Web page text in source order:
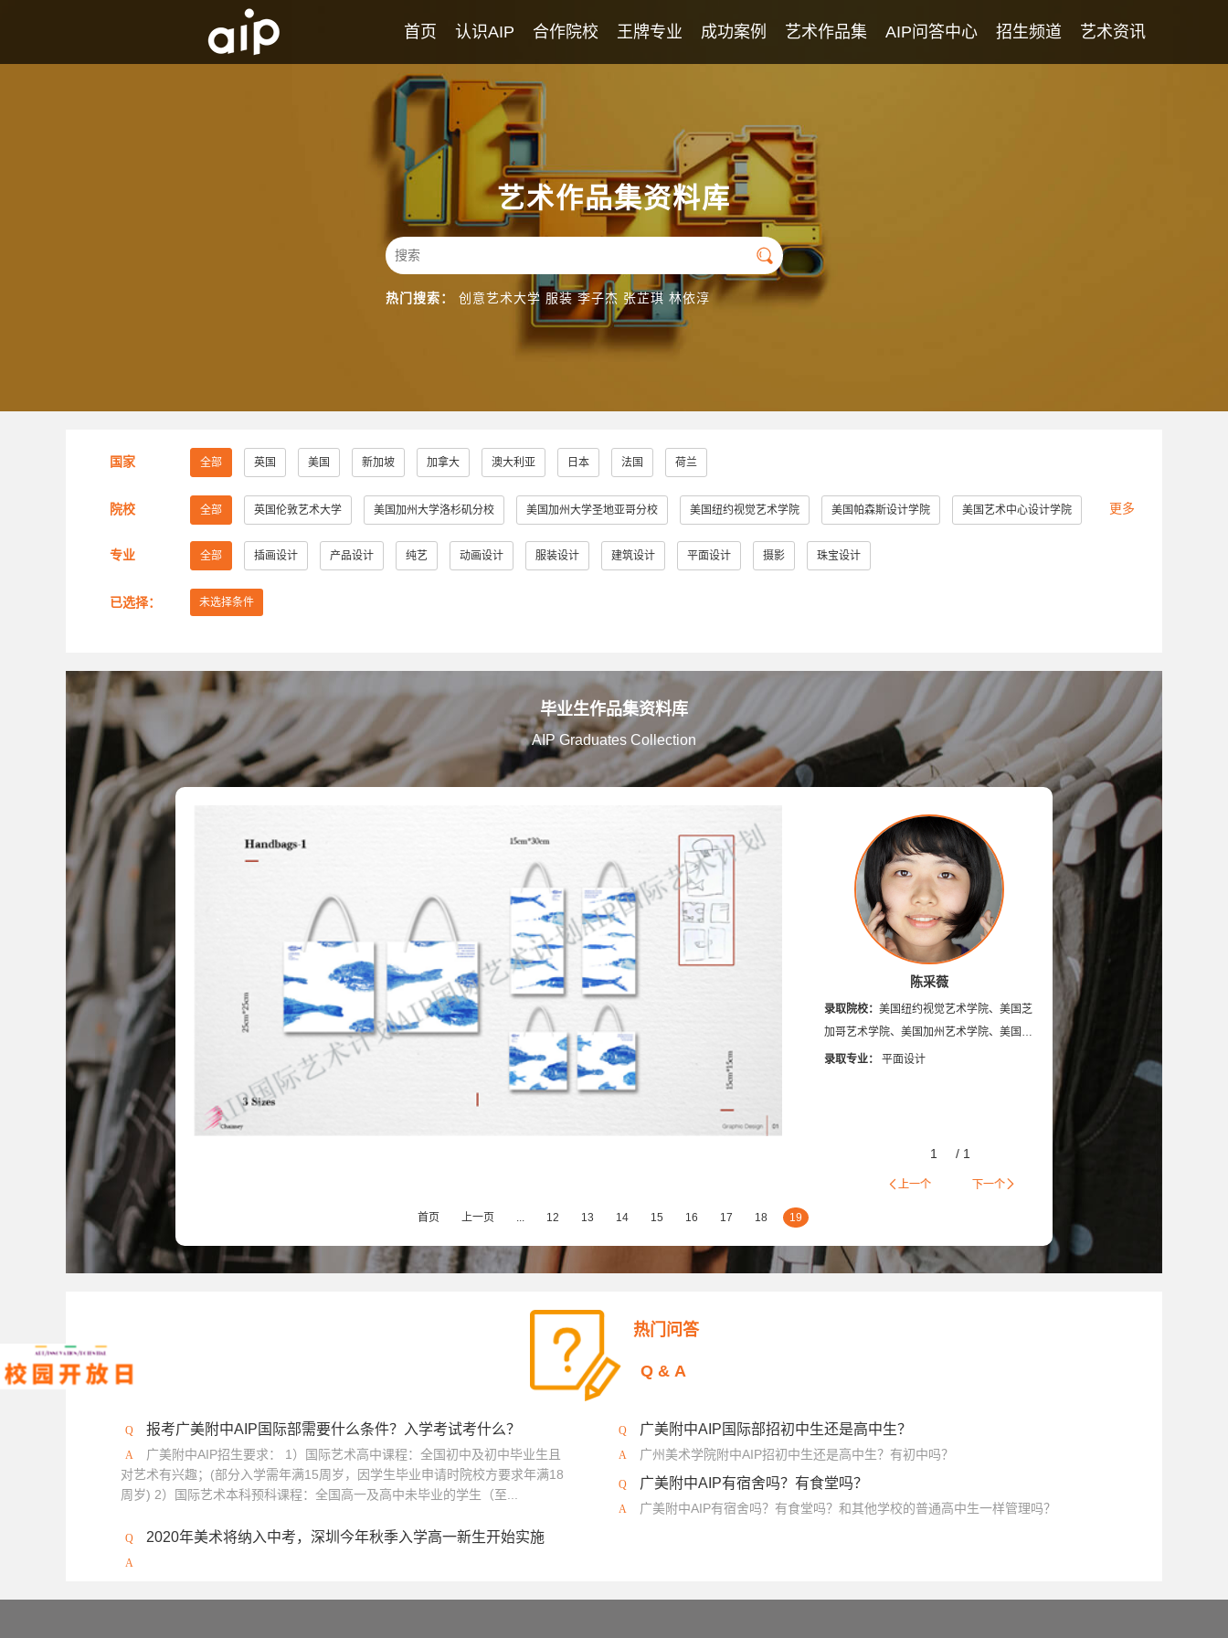
首页 认识AIP
AIP课程
英美艺术高中课程
日本艺术高中课程
国际导师团队
合作院校 王牌专业 成功案例
2026年录取榜
艺术作品集 AIP问答中心 招生频道 艺术资讯
艺术作品集资料库

热门搜索： 创意艺术大学 服装 李子杰 张芷琪 林依淳
国家 全部 英国 美国 新加坡 加拿大 澳大利亚 日本 法国 荷兰
院校 全部 英国伦敦艺术大学 美国加州大学洛杉矶分校 美国加州大学圣地亚哥分校 美国纽约视觉艺术学院 美国帕森斯设计学院 美国艺术中心设计学院
美国萨凡纳艺术与设计学院 美国纽约普瑞特艺术学院 澳大利亚皇家墨尔本理工大学 英国伦敦大学金匠学院 美国罗德岛设计学院
美国芝加哥艺术学院
英国创意艺术大学 诺森比亚大学 多摩美术大学 蒙纳士大学 英国法尔茅斯大学 美国林林艺术设计学院 澳门理工学院
美国旧金山艺术学院 英国布莱顿大学 艾米丽卡尔艺术与设计大学 英国邓迪大学 京都艺术大学 罗切斯特理工学院 日本大学艺术学部
英国密德萨斯大学 安大略艺术设计学院 日本女子美术大学 美国缅因艺术学院 京都精华大学 东京造型大学 伦敦雷文斯本大学 东京艺术大学
斯威本科技大学
爱知县立艺术大学 悉尼大学 英国德蒙福特大学
冲绳县立艺术大学 英国斯泰福厦大学 英国AA建筑联盟学院 马兰欧尼时装与设计学院 英国安格利亚鲁斯金大学 英国伦敦时装学院
坎伯韦尔艺术学院 澳大利亚格里菲斯大学 英国西英格兰大学 荷兰阿尔特兹艺术学院 切尔西艺术与设计学院
加拿大阿尔伯塔艺术大学 法国高等视觉传媒学院 法国工艺美术学院
英国利兹大学 马兰戈尼学院（伦敦校区） 英国伯恩茅斯大学 温布尔登艺术学院
更多
专业 全部 插画设计 产品设计 纯艺 动画设计 服装设计 建筑设计 平面设计 摄影 珠宝设计
已选择： 未选择条件
毕业生作品集资料库
AIP Graduates Collection
陈采薇
美国纽约视觉艺术学院、美国芝
学院、美国加州艺术学院、美国艺
计学院、美国旧金山艺术学院
平面设计
1
陈采薇
录取院校： 美国纽约视觉艺术学院、美国芝
加哥艺术学院、美国加州艺术学院、美国艺
术中心设计学院、美国旧金山艺术学院
录取专业： 平面设计
1 / 1
上一个 下一个
首页 上一页 ... 12 13 14 15 16 17 18 19
热门问答
Q&A
报考广美附中AIP国际部需要什么条件？入学考试考什么？
广美附中AIP招生要求： 1）国际艺术高中课程：全国初中及初中毕业生且
对艺术有兴趣；(部分入学需年满15周岁，因学生毕业申请时院校方要求年满18
周岁) 2）国际艺术本科预科课程：全国高一及高中未毕业的学生（至...
广美附中AIP国际部招初中生还是高中生？
广州美术学院附中AIP招初中生还是高中生？有初中吗？
广美附中AIP有宿舍吗？有食堂吗？
广美附中AIP有宿舍吗？有食堂吗？和其他学校的普通高中生一样管理吗？
2020年美术将纳入中考，深圳今年秋季入学高一新生开始实施